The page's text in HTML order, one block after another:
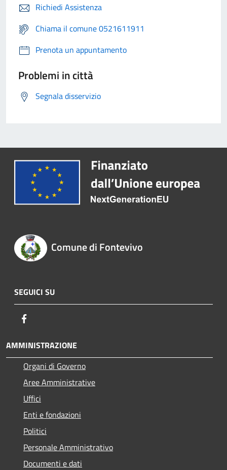
Richiedi Assistenza
Chiama il comune 0521611911
Prenota un appuntamento
Problemi in città
Segnala disservizio
Comune di Fontevivo
SEGUICI SU
AMMINISTRAZIONE
Organi di Governo
Aree Amministrative
Uffici
Enti e fondazioni
Politici
Personale Amministrativo
Documenti e dati